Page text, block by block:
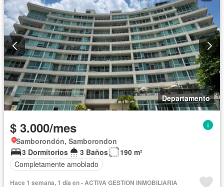
Departamento
$ 3.000/mes
Samborondón, Samborondon
3 Dormitorios
3 Baños
190 m²
Completamente amoblado
Hace 1 semana, 1 día en - ACTIVA GESTION INMOBILIARIA